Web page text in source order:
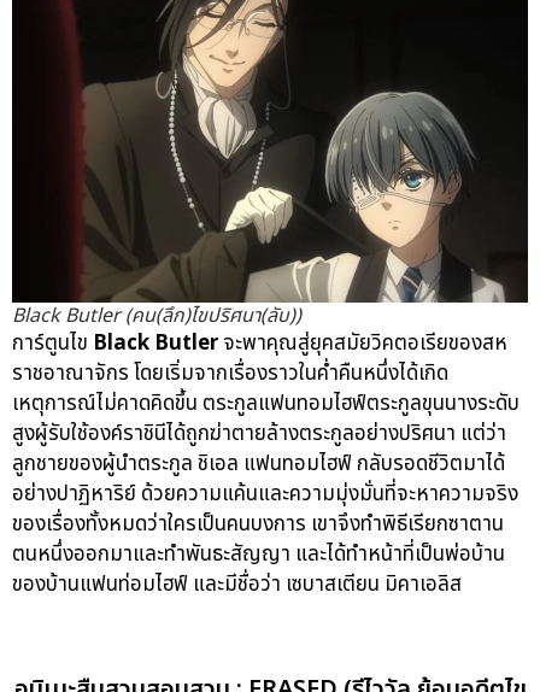
Black Butler (คน(ลึก)ไขปริศนา(ลับ))
การ์ตูนไข Black Butlerจะพาคุณสู่ยุคสมัยวิคตอเรียของสห
ราชอาณาจักร โดยเริ่มจากเรื่องราวในค่ำคืนหนึ่งได้เกิด
เหตุการณ์ไม่คาดคิดขึ้น ตระกูลแฟนทอมไฮฟ์ตระกูลขุนนางระดับ
สูงผู้รับใช้องค์ราชินีได้ถูกฆ่าตายล้างตระกูลอย่างปริศนา แต่ว่า
ลูกชายของผู้นำตระกูล ชิเอล แฟนทอมไฮฟ์ กลับรอดชีวิตมาได้
อย่างปาฏิหาริย์ ด้วยความแค้นและความมุ่งมั่นที่จะหาความจริง
ของเรื่องทั้งหมดว่าใครเป็นคนบงการ เขาจึงทำพิธีเรียกซาตาน
ตนหนึ่งออกมาและทำพันธะสัญญา และได้ทำหน้าที่เป็นพ่อบ้าน
ของบ้านแฟนท่อมไฮฟ์ และมีชื่อว่า เซบาสเตียน มิคาเอลิส